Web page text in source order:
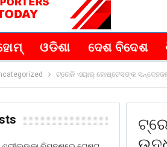
ଓଡିଶା ଦେଶ ବିଦେଶ
ଟ୍ରେନି ଏୟାର୍ ହୋଷ୍ଟେସଙ୍କ